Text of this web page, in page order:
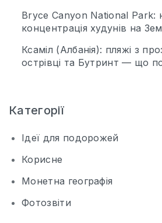
Bryce Canyon National Park:
концентрація худунів на
Ксаміл (Албанія): пляжі з
острівці та Бутринт — що
Категорії
Ідеї для подорожей
Корисне
Монетна географія
Фотозвіти